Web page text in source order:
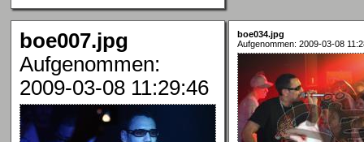
boe007.jpg
Aufgenommen:
2009-03-08 11:29:46
boe034.jpg
Aufgenommen: 2009-03-08